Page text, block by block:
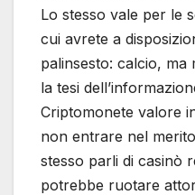
Lo stesso vale per le
cui avrete a
palinsesto: calcio,
la tesi
Criptomonete valore
non entrare nel
stesso parli di casinò
potrebbe ruotare